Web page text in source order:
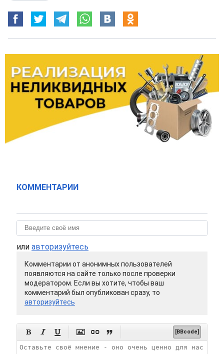
КОММЕНТАРИИ
или авторизуйтесь
Комментарии от анонимных пользователей
появляются на сайте только после проверки
модератором. Если вы хотите, чтобы ваш
комментарий был опубликован сразу, то
авторизуйтесь
      [BBcode]